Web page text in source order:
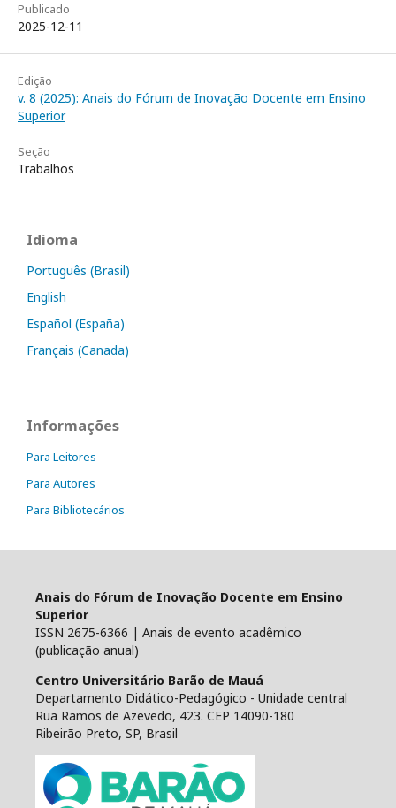
Publicado
2025-12-11
Edição
v. 8 (2025): Anais do Fórum de Inovação Docente em Ensino
Superior
Seção
Trabalhos
Idioma
Português (Brasil)
English
Español (España)
Français (Canada)
Informações
Para Leitores
Para Autores
Para Bibliotecários
Anais do Fórum de Inovação Docente em Ensino
Superior
ISSN 2675-6366 | Anais de evento acadêmico
(publicação anual)
Centro Universitário Barão de Mauá
Departamento Didático-Pedagógico - Unidade central
Rua Ramos de Azevedo, 423. CEP 14090-180
Ribeirão Preto, SP, Brasil